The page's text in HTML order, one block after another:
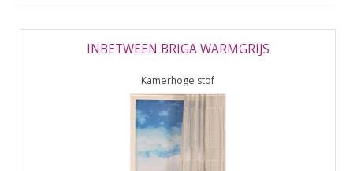
INBETWEEN BRIGA WARMGRIJS
Kamerhoge stof